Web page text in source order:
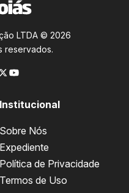
LTDA © 2026
reservados.
Institucional
Sobre Nós
Expediente
Política de Privacidade
Termos de Uso